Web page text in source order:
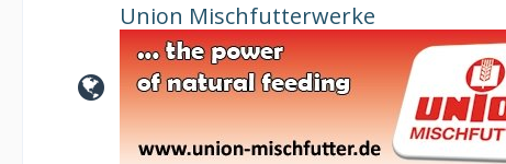
Union Mischfutterwerke